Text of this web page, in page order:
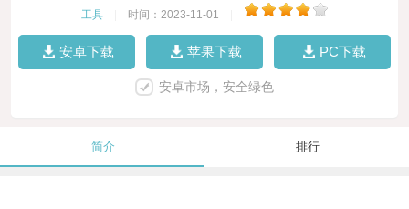
工具 时间：2023-11-01
安卓下载 苹果下载 PC下载
安卓市场，安全绿色
简介 排行